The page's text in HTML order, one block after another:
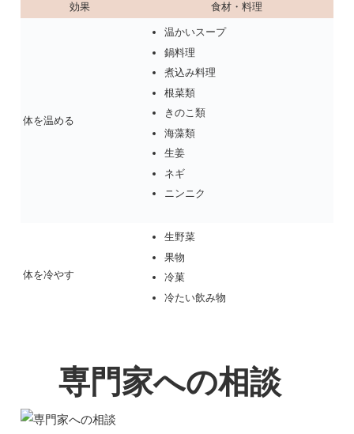
効果 食材・料理
体を温める
温かいスープ
鍋料理
煮込み料理
根菜類
きのこ類
海藻類
生姜
ネギ
ニンニク
体を冷やす
生野菜
果物
冷菓
冷たい飲み物
専門家への相談